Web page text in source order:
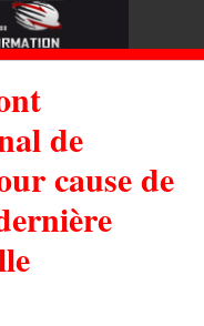
de
cause de